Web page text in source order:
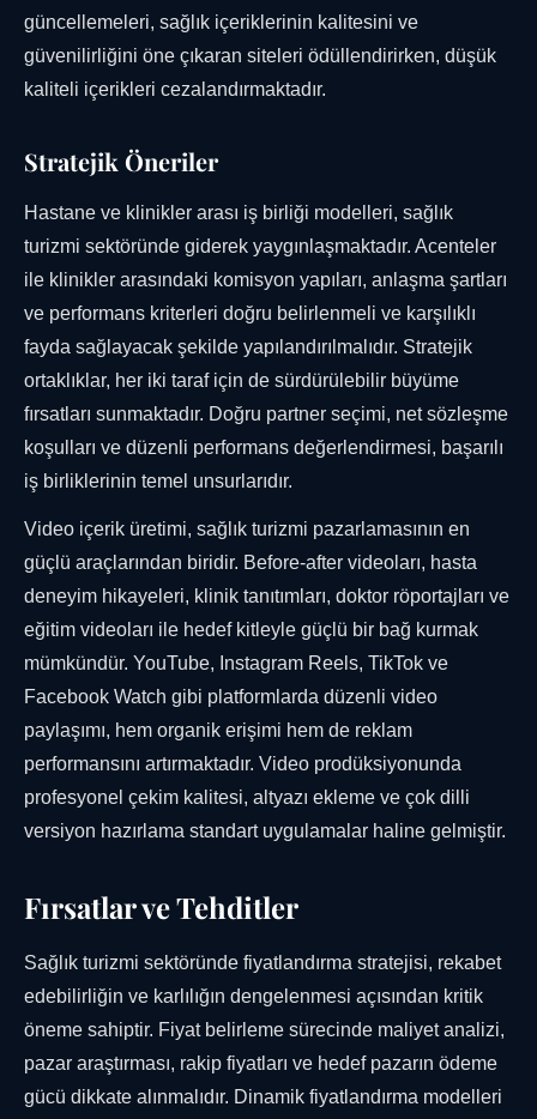
güncellemeleri, sağlık içeriklerinin kalitesini ve
güvenilirliğini öne çıkaran siteleri ödüllendirirken, düşük
kaliteli içerikleri cezalandırmaktadır.
Stratejik Öneriler
Hastane ve klinikler arası iş birliği modelleri, sağlık
turizmi sektöründe giderek yaygınlaşmaktadır. Acenteler
ile klinikler arasındaki komisyon yapıları, anlaşma şartları
ve performans kriterleri doğru belirlenmeli ve karşılıklı
fayda sağlayacak şekilde yapılandırılmalıdır. Stratejik
ortaklıklar, her iki taraf için de sürdürülebilir büyüme
fırsatları sunmaktadır. Doğru partner seçimi, net sözleşme
koşulları ve düzenli performans değerlendirmesi, başarılı
iş birliklerinin temel unsurlarıdır.
Video içerik üretimi, sağlık turizmi pazarlamasının en
güçlü araçlarından biridir. Before-after videoları, hasta
deneyim hikayeleri, klinik tanıtımları, doktor röportajları ve
eğitim videoları ile hedef kitleyle güçlü bir bağ kurmak
mümkündür. YouTube, Instagram Reels, TikTok ve
Facebook Watch gibi platformlarda düzenli video
paylaşımı, hem organik erişimi hem de reklam
performansını artırmaktadır. Video prodüksiyonunda
profesyonel çekim kalitesi, altyazı ekleme ve çok dilli
versiyon hazırlama standart uygulamalar haline gelmiştir.
Fırsatlar ve Tehditler
Sağlık turizmi sektöründe fiyatlandırma stratejisi, rekabet
edebilirliğin ve karlılığın dengelenmesi açısından kritik
öneme sahiptir. Fiyat belirleme sürecinde maliyet analizi,
pazar araştırması, rakip fiyatları ve hedef pazarın ödeme
gücü dikkate alınmalıdır. Dinamik fiyatlandırma modelleri